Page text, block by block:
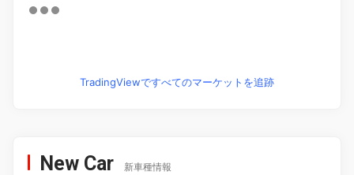
TradingViewですべてのマーケットを追跡
New Car 新車種情報